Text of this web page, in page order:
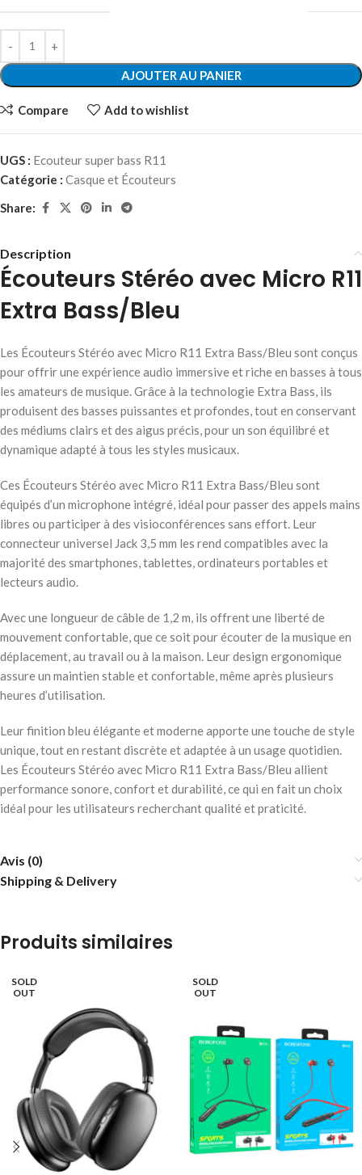
AJOUTER AU PANIER
Compare Add to wishlist
UGS : Ecouteur super bass R11
Catégorie : Casque et Écouteurs
Share:
Description
Écouteurs Stéréo avec Micro R11
Extra Bass/Bleu
Les Écouteurs Stéréo avec Micro R11 Extra Bass/Bleu sont conçus
pour offrir une expérience audio immersive et riche en basses à tous
les amateurs de musique. Grâce à la technologie Extra Bass, ils
produisent des basses puissantes et profondes, tout en conservant
des médiums clairs et des aigus précis, pour un son équilibré et
dynamique adapté à tous les styles musicaux.
Ces Écouteurs Stéréo avec Micro R11 Extra Bass/Bleu sont
équipés d’un microphone intégré, idéal pour passer des appels mains
libres ou participer à des visioconférences sans effort. Leur
connecteur universel Jack 3,5 mm les rend compatibles avec la
majorité des smartphones, tablettes, ordinateurs portables et
lecteurs audio.
Avec une longueur de câble de 1,2 m, ils offrent une liberté de
mouvement confortable, que ce soit pour écouter de la musique en
déplacement, au travail ou à la maison. Leur design ergonomique
assure un maintien stable et confortable, même après plusieurs
heures d’utilisation.
Leur finition bleu élégante et moderne apporte une touche de style
unique, tout en restant discrète et adaptée à un usage quotidien.
Les Écouteurs Stéréo avec Micro R11 Extra Bass/Bleu allient
performance sonore, confort et durabilité, ce qui en fait un choix
idéal pour les utilisateurs recherchant qualité et praticité.
Avis (0)
Shipping & Delivery
Produits similaires
SOLD
OUT
SOLD
OUT